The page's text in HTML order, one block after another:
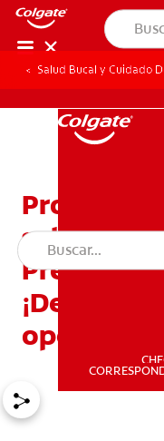
Salud Bucal y Cuidado
saludable
¡Descubra
opción!